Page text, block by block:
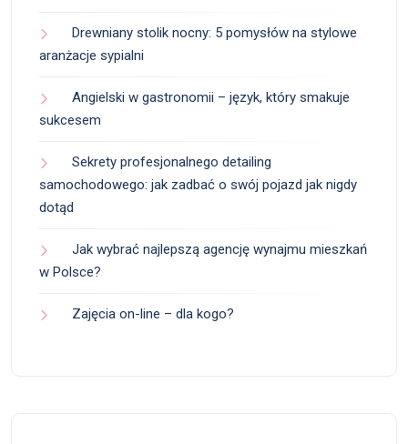
Drewniany stolik nocny: 5 pomysłów na stylowe
aranżacje sypialni
Angielski w gastronomii – język, który smakuje
sukcesem
Sekrety profesjonalnego detailing
samochodowego: jak zadbać o swój pojazd jak nigdy
dotąd
Jak wybrać najlepszą agencję wynajmu mieszkań
w Polsce?
Zajęcia on-line – dla kogo?